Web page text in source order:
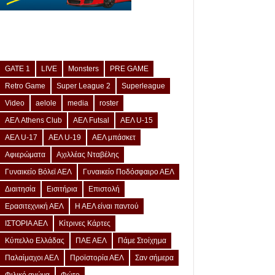
GATE 1 LIVE Monsters
PRE GAME
Retro Game
Super League 2
Superleague
Video
aelole media
roster
ΑΕΛ Athens Club
ΑΕΛ Futsal
ΑΕΛ U-15
ΑΕΛ U-17
ΑΕΛ U-19
ΑΕΛ μπάσκετ
Αφιερώματα
Αχιλλέας Νταβέλης
Γυναικείο Βόλεϊ ΑΕΛ
Γυναικείο Ποδόσφαιρο ΑΕΛ
Διαιτησία
Εισιτήρια
Επιστολή
Ερασιτεχνική ΑΕΛ
Η ΑΕΛ είναι παντού
ΙΣΤΟΡΙΑ ΑΕΛ
Κίτρινες Κάρτες
Κύπελλο Ελλάδας
ΠΑΕ ΑΕΛ
Πάμε Στοίχημα
Παλαίμαχοι ΑΕΛ
Προϊστορία ΑΕΛ
Σαν σήμερα